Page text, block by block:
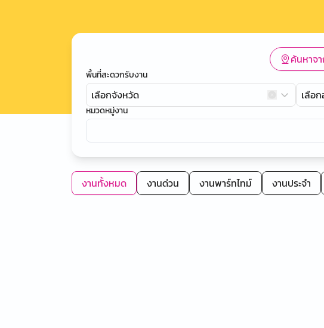
ค้นหาจ
พื้นที่สะดวกรับงาน
เลือกจังหวัด เลือ
หมวดหมู่งาน
งานทั้งหมด งานด่วน งานพาร์ทไทม์ งานประจำ